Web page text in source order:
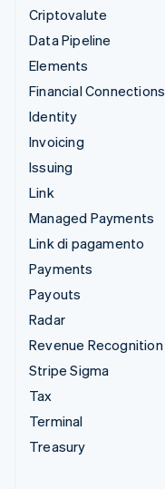
Criptovalute
Data Pipeline
Elements
Financial Connections
Identity
Invoicing
Issuing
Link
Managed Payments
Link di pagamento
Payments
Payouts
Radar
Revenue Recognition
Stripe Sigma
Tax
Terminal
Treasury